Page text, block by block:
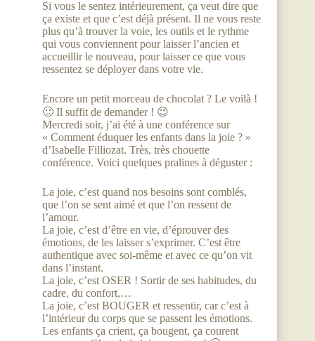
Si vous le sentez intérieurement, ça veut dire que
ça existe et que c’est déjà présent. Il ne vous reste
plus qu’à trouver la voie, les outils et le rythme
qui vous conviennent pour laisser l’ancien et
accueillir le nouveau, pour laisser ce que vous
ressentez se déployer dans votre vie.
Encore un petit morceau de chocolat ? Le voilà !
🙂 Il suffit de demander ! 😉
Mercredi soir, j’ai été à une conférence sur
« Comment éduquer les enfants dans la joie ? »
d’Isabelle Filliozat. Très, très chouette
conférence. Voici quelques pralines à déguster :
La joie, c’est quand nos besoins sont comblés,
que l’on se sent aimé et que l’on ressent de
l’amour.
La joie, c’est d’être en vie, d’éprouver des
émotions, de les laisser s’exprimer. C’est être
authentique avec soi-même et avec ce qu’on vit
dans l’instant.
La joie, c’est OSER ! Sortir de ses habitudes, du
cadre, du confort,…
La joie, c’est BOUGER et ressentir, car c’est à
l’intérieur du corps que se passent les émotions.
Les enfants ça crient, ça bougent, ça courent